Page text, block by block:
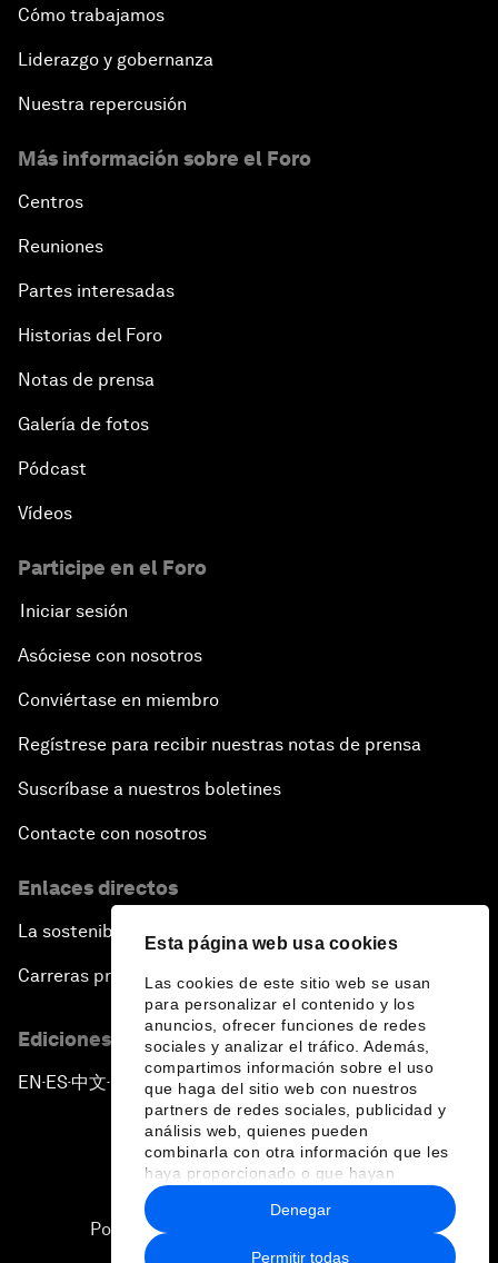
Esta página web usa cookies
Las cookies de este sitio web se usan
para personalizar el contenido y los
anuncios, ofrecer funciones de redes
sociales y analizar el tráfico. Además,
compartimos información sobre el uso
que haga del sitio web con nuestros
partners de redes sociales, publicidad y
análisis web, quienes pueden
combinarla con otra información que les
haya proporcionado o que hayan
recopilado a partir del uso que haya
hecho de sus servicios.
Permitir todas
Denegar
Cómo trabajamos
Liderazgo y gobernanza
Nuestra repercusión
Más información sobre el Foro
Centros
Reuniones
Partes interesadas
Historias del Foro
Notas de prensa
Galería de fotos
Pódcast
Vídeos
Participe en el Foro
Iniciar sesión
Asóciese con nosotros
Conviértase en miembro
Regístrese para recibir nuestras notas de prensa
Suscríbase a nuestros boletines
Contacte con nosotros
Enlaces directos
La sostenibilidad en el Foro
Carreras profesionales
Ediciones en otros idiomas
EN ▪ES▪中文▪ 日本語
Política de privacidad y normas de uso